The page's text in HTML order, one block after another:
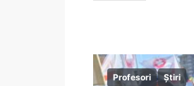
Profesori Știri